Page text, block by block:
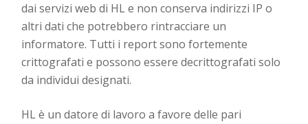
dai servizi web di HL e non conserva indirizzi IP o
altri dati che potrebbero rintracciare un
informatore. Tutti i report sono fortemente
crittografati e possono essere decrittografati solo
da individui designati.
HL è un datore di lavoro a favore delle pari